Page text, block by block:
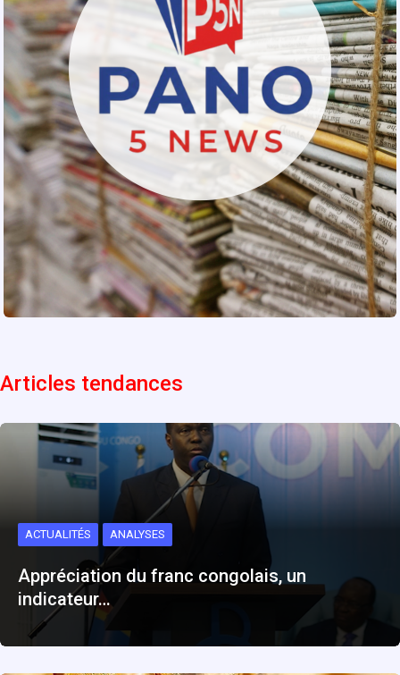
Articles tendances
ACTUALITÉS ANALYSES
Appréciation du franc congolais, un
indicateur…